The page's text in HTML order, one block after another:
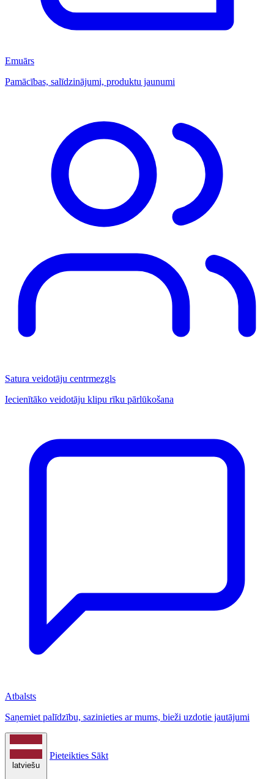
Emuārs
Pamācības, salīdzinājumi, produktu jaunumi
Satura veidotāju centrmezgls
Iecienītāko veidotāju klipu rīku pārlūkošana
Atbalsts
Saņemiet palīdzību, sazinieties ar mums, bieži uzdotie jautājumi
latviešu
Pieteikties Sākt